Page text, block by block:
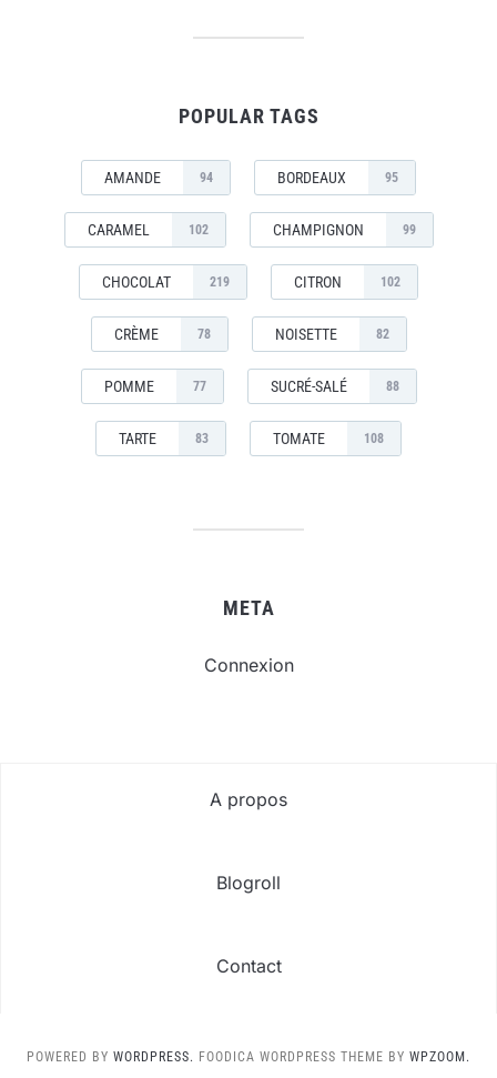
POPULAR TAGS
AMANDE 94 BORDEAUX 95
CARAMEL 102 CHAMPIGNON 99
CHOCOLAT 219 CITRON 102
CRÈME 78 NOISETTE 82
POMME 77 SUCRÉ-SALÉ 88
TARTE 83 TOMATE 108
META
Connexion
A propos
Blogroll
Contact
POWERED BY WORDPRESS. FOODICA WORDPRESS THEME BY WPZOOM.